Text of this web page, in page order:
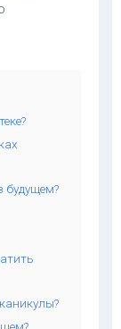
будущем?